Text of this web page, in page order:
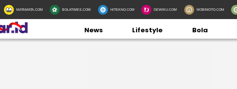
MATAMATA.COM BOLATIMES.COM HITEKNO.COM DEWIKU.COM MOBIMOTO.COM
News Lifestyle Bola